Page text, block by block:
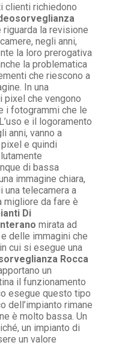
clienti richiedono
riguarda la revisione
negli anni,
la loro prerogativa
la problematica
che riescono a
In una
che vengono
i fotogrammi che le
e il logoramento
anni, vanno a
e quindi
di bassa
immagine chiara,
una telecamera a
migliore da fare è
Di
mirata ad
delle immagini che
cui si esegue una
Rocca
un
il funzionamento
esegue questo tipo
dell’impianto rimane
è molto bassa. Un
un impianto di
un valore